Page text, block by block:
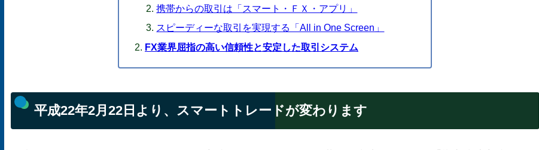
携帯からの取引は「スマート・ＦＸ・アプリ」
スピーディーな取引を実現する「All in One Screen」
FX業界屈指の高い信頼性と安定した取引システム
平成22年2月22日より、スマートトレードが変わります